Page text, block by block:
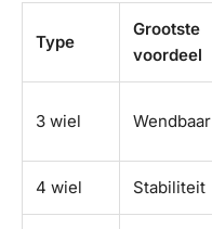
Type
Grootste
voordeel
3 wiel Wendbaar
4 wiel Stabiliteit